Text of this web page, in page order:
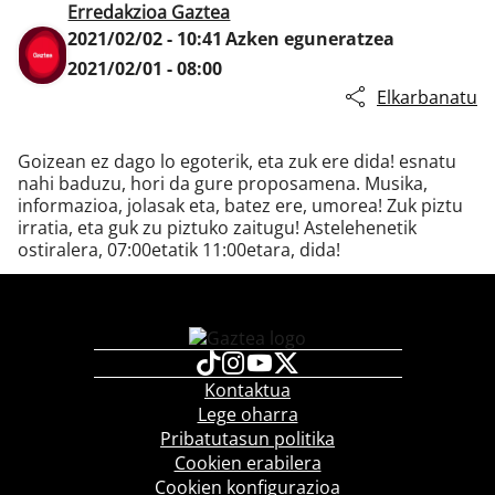
Erredakzioa Gaztea
2021/02/02 - 10:41 Azken eguneratzea
2021/02/01 - 08:00
Elkarbanatu
Goizean ez dago lo egoterik, eta zuk ere dida! esnatu
nahi baduzu, hori da gure proposamena. Musika,
informazioa, jolasak eta, batez ere, umorea! Zuk piztu
irratia, eta guk zu piztuko zaitugu! Astelehenetik
ostiralera, 07:00etatik 11:00etara, dida!
Kontaktua
Lege oharra
Pribatutasun politika
Cookien erabilera
Cookien konfigurazioa